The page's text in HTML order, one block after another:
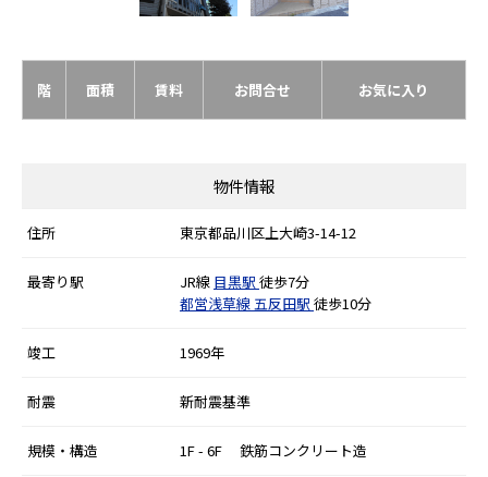
階 面積 賃料 お問合せ お気に入り
物件情報
住所 東京都品川区上大崎3-14-12
最寄り駅 JR線 目黒駅 徒歩7分
都営浅草線五反田駅 徒歩10分
竣工 1969年
耐震 新耐震基準
規模・構造 1F - 6F 鉄筋コンクリート造